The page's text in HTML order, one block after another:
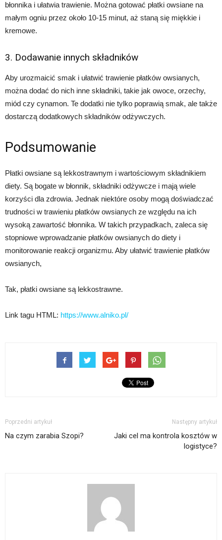
błonnika i ułatwia trawienie. Można gotować płatki owsiane na
małym ogniu przez około 10-15 minut, aż staną się miękkie i
kremowe.
3. Dodawanie innych składników
Aby urozmaicić smak i ułatwić trawienie płatków owsianych,
można dodać do nich inne składniki, takie jak owoce, orzechy,
miód czy cynamon. Te dodatki nie tylko poprawią smak, ale także
dostarczą dodatkowych składników odżywczych.
Podsumowanie
Płatki owsiane są lekkostrawnym i wartościowym składnikiem
diety. Są bogate w błonnik, składniki odżywcze i mają wiele
korzyści dla zdrowia. Jednak niektóre osoby mogą doświadczać
trudności w trawieniu płatków owsianych ze względu na ich
wysoką zawartość błonnika. W takich przypadkach, zaleca się
stopniowe wprowadzanie płatków owsianych do diety i
monitorowanie reakcji organizmu. Aby ułatwić trawienie płatków
owsianych,
Tak, płatki owsiane są lekkostrawne.
Link tagu HTML: https://www.alniko.pl/
Poprzedni artykuł
Na czym zarabia Szopi?
Następny artykuł
Jaki cel ma kontrola kosztów w
logistyce?